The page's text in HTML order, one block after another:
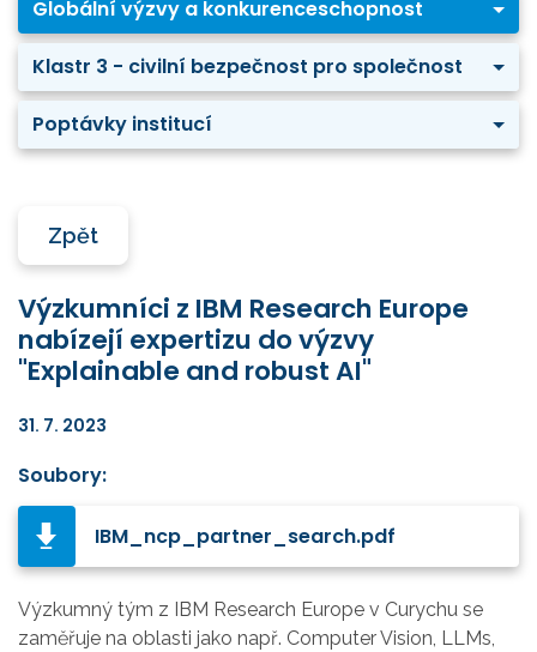
Globální výzvy a konkurenceschopnost
Klastr 3 - civilní bezpečnost pro společnost
Poptávky institucí
Zpět
Výzkumníci z IBM Research Europe
nabízejí expertizu do výzvy
"Explainable and robust AI"
31. 7. 2023
Soubory:
IBM_ncp_partner_search.pdf
Výzkumný tým z IBM Research Europe v Curychu se
zaměřuje na oblasti jako např. Computer Vision, LLMs,